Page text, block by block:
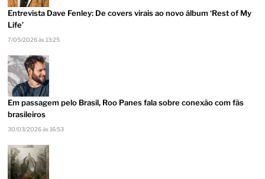
Entrevista Dave Fenley: De covers virais ao novo álbum ‘Rest of My
Life’
7/05/2026 às 13:25
Em passagem pelo Brasil, Roo Panes fala sobre conexão com fãs
brasileiros
30/03/2026 às 16:53